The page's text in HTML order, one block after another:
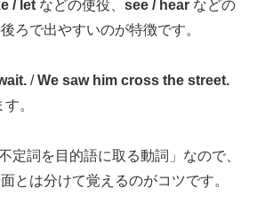
/ let などの使役、 see / hear などの
ろで出やすいのが特徴です。
/We saw him cross the street.
。
定詞を目的語に取る動詞」なので、
とは分けて覚えるのがコツです。